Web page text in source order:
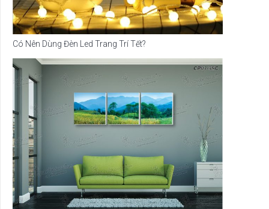
Có Nên Dùng Đèn Led Trang Trí Tết?